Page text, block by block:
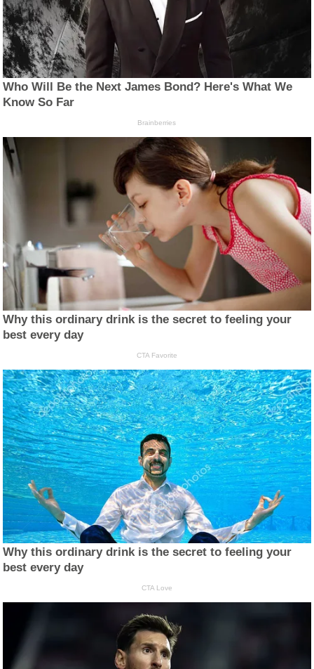
Who Will Be the Next James Bond? Here's What We
Know So Far
Brainberries
Why this ordinary drink is the secret to feeling your
best every day
CTA Favorite
Why this ordinary drink is the secret to feeling your
best every day
CTA Love